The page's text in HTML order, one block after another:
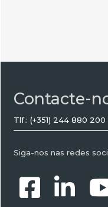
Contacte-
Tlf.: (+351) 244 880 200
Siga-nos nas redes